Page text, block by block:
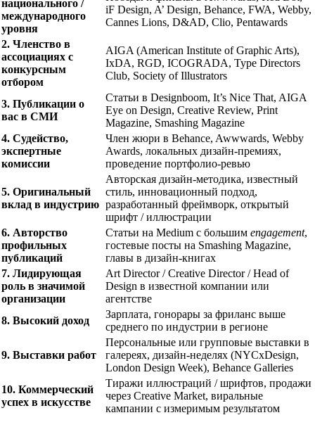
национального /
международного
уровня
iF Design, A’ Design, Behance, FWA, Webby,
Cannes Lions, D&AD, Clio, Pentawards
2. Членство в
ассоциациях с
конкурсным
отбором
AIGA (American Institute of Graphic Arts),
IxDA, RGD, ICOGRADA, Type Directors
Club, Society of Illustrators
3. Публикации о
вас в СМИ
Статьи в Designboom, It’s Nice That, AIGA
Eye on Design, Creative Review, Print
Magazine, Smashing Magazine
4. Судейство,
экспертные
комиссии
Член жюри в Behance, Awwwards, Webby
Awards, локальных дизайн-премиях,
проведение портфолио-ревью
5. Оригинальный
вклад в индустрию
Авторская дизайн-методика, известный
стиль, инновационный подход,
разработанный фреймворк, открытый
шрифт / иллюстрации
6. Авторство
профильных
публикаций
Статьи на Medium с большимengagement,
гостевые посты на Smashing Magazine,
главы в дизайн-книгах
7. Лидирующая
роль в значимой
организации
Art Director / Creative Director / Head of
Design в известной компании или
агентстве
8. Высокий доход
Зарплата, гонорары за фриланс выше
среднего по индустрии в регионе
9. Выставки работ
Персональные или групповые выставки в
галереях, дизайн-неделях (NYCxDesign,
London Design Week), Behance Galleries
10. Коммерческий
успех в искусстве
Тиражи иллюстраций / шрифтов, продажи
через Creative Market, виральные
кампании с измеримым результатом